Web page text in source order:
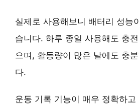
실제로 사용해보니 배터리 성능
습니다. 하루 종일 사용해도 충
으며, 활동량이 많은 날에도 충
다.
운동 기록 기능이 매우 정확하고